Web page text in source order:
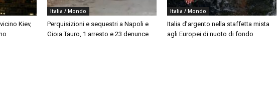
Kiev,
Italia / Mondo
Perquisizioni e sequestri a Napoli e
Gioia Tauro, 1 arresto e 23 denunce
Italia / Mondo
Italia d’argento nella staffetta mista
agli Europei di nuoto di fondo